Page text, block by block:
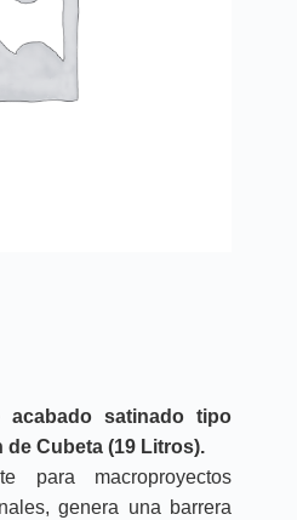
acabado satinado tipo
Cubeta (19 Litros).
para macroproyectos
genera una barrera